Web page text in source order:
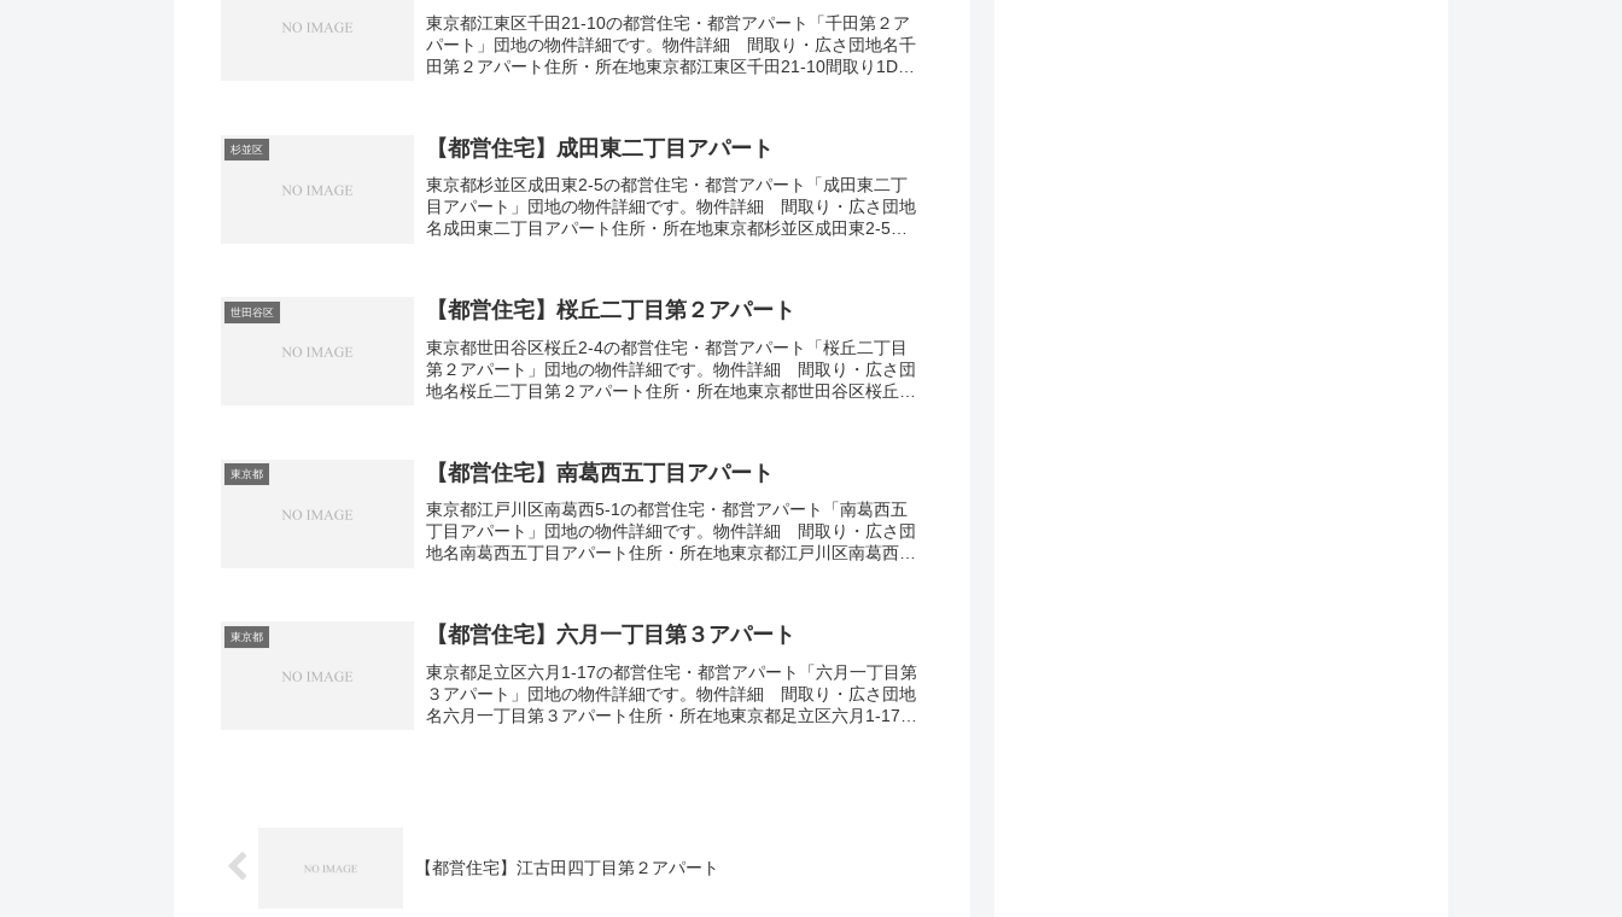
東京都江東区千田21-10の都営住宅・都営アパート「千田第２ア
パート」団地の物件詳細です。物件詳細 間取り・広さ団地名千
田第２アパート住所・所在地東京都江東区千田21-10間取り1DK-
杉並区 【都営住宅】成田東二丁目アパート
東京都杉並区成田東2-5の都営住宅・都営アパート「成田東二丁
目アパート」団地の物件詳細です。物件詳細 間取り・広さ団地
名成田東二丁目アパート住所・所在地東京都杉並区成田東2-5間
世田谷区 【都営住宅】桜丘二丁目第２アパート
東京都世田谷区桜丘2-4の都営住宅・都営アパート「桜丘二丁目
第２アパート」団地の物件詳細です。物件詳細 間取り・広さ団
地名桜丘二丁目第２アパート住所・所在地東京都世田谷区桜丘2-
東京都 【都営住宅】南葛西五丁目アパート
東京都江戸川区南葛西5-1の都営住宅・都営アパート「南葛西五
丁目アパート」団地の物件詳細です。物件詳細 間取り・広さ団
地名南葛西五丁目アパート住所・所在地東京都江戸川区南葛西5-
東京都 【都営住宅】六月一丁目第３アパート
東京都足立区六月1-17の都営住宅・都営アパート「六月一丁目第
３アパート」団地の物件詳細です。物件詳細 間取り・広さ団地
名六月一丁目第３アパート住所・所在地東京都足立区六月1-17間
【都営住宅】江古田四丁目第２アパート